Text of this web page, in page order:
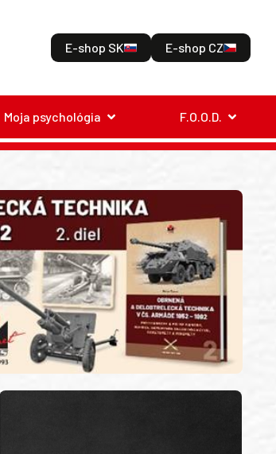
E-shop SK E-shop CZ
Moja psychológia F.O.O.D.